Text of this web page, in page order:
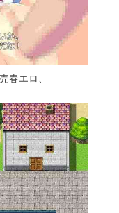
春エロ、